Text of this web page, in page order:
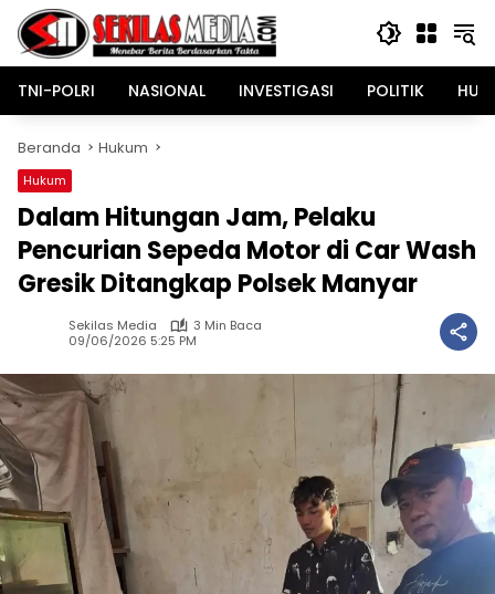
Langsung
konten
TNI-POLRI
NASIONAL INVESTIGASI POLITIK
Beranda Hukum
Hukum
Dalam Hitungan Jam, Pelaku
Pencurian Sepeda Motor di Car Wash
Gresik Ditangkap Polsek Manyar
Sekilas Media
3 Min Baca
09/06/2026 5:25 PM